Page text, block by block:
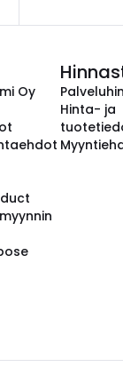
Oy
Hinta- ja